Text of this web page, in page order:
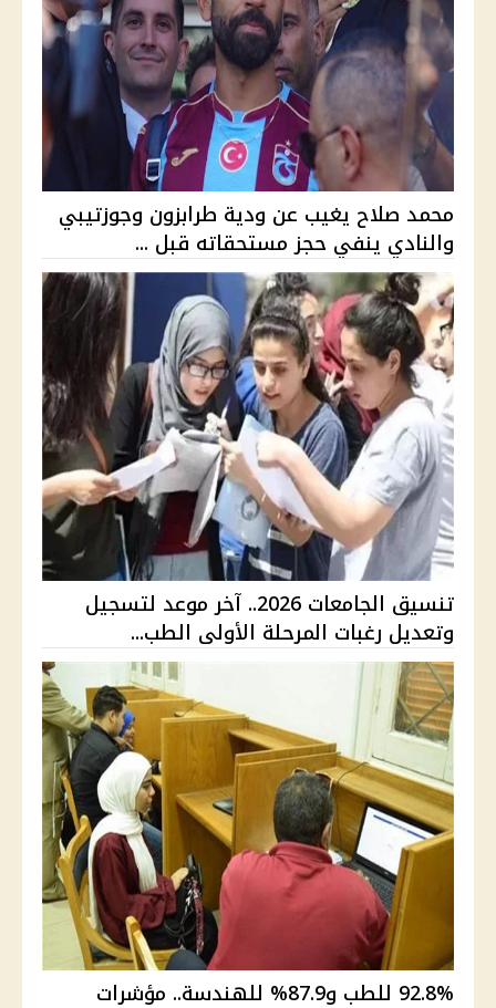
محمد صلاح يغيب عن ودية طرابزون وجوزتيبي
والنادي ينفي حجز مستحقاته قبل ...
تنسيق الجامعات 2026.. آخر موعد لتسجيل
وتعديل رغبات المرحلة الأولى الطب...
92.8% للطب و87.9% للهندسة.. مؤشرات